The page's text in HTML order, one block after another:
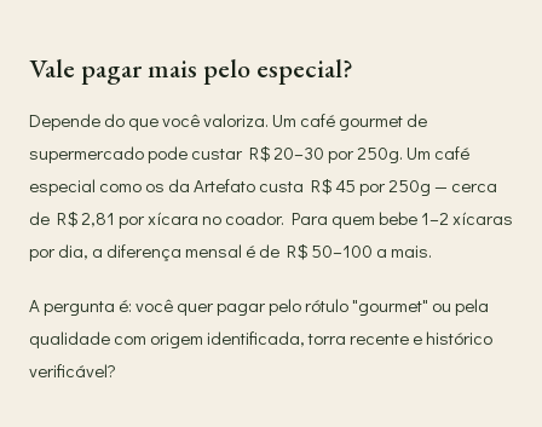
Vale pagar mais pelo especial?
Depende do que você valoriza. Um café gourmet de
supermercado pode custar R$ 20–30 por 250g. Um café
especial como os da Artefato custa R$ 45 por 250g — cerca
de R$ 2,81 por xícara no coador. Para quem bebe 1–2 xícaras
por dia, a diferença mensal é de R$ 50–100 a mais.
A pergunta é: você quer pagar pelo rótulo "gourmet" ou pela
qualidade com origem identificada, torra recente e histórico
verificável?